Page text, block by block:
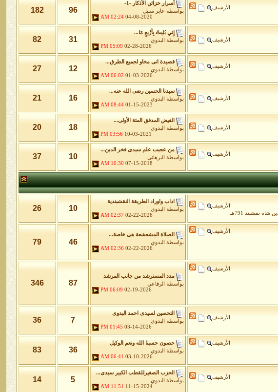
الأرشيف
أسرار خزائن اﻷذكار -1-
بواسطة عابر سبيل
04-08-2020
02:24 AM
96
182
الأرشيف
إِني بُلِيتُ بِأَرْبعٍ مَا...
بواسطة
البدوي
02-28-2026
05:09 PM
31
82
الأرشيف
قصيدة انى مخاو لجميع الطرق...
بواسطة
البدوي
01-03-2026
06:02 AM
12
27
الأرشيف
سيدنا الحسين رضى الله عنه...
بواسطة
البدوي
01-15-2023
08:44 AM
16
21
الأرشيف
الفيض المدفق المئة الأولى...
بواسطة
البدوي
10-03-2021
03:56 PM
18
20
الأرشيف
من عجيب علم سيدى فخر الدين...
بواسطة
البرهانى
07-15-2018
10:30 AM
10
37
الأرشيف
اداب واوراد الطريقة النقشبندية
بواسطة
البدوي
02-22-2026
02:37 AM
10
26
الأرشيف
الصلاة المشعشعة هى خاصة...
بواسطة
البدوي
02-22-2026
02:36 AM
46
79
الأرشيف
مدد المسترشد من جانب المرشد
بواسطة
الرفاعي
02-19-2026
06:09 PM
87
346
الأرشيف
التحصين لسيدى احمد البدوى
بواسطة
البدوي
03-14-2026
01:45 PM
7
36
الأرشيف
حصون حسبنا الله ونعم الوكيل
بواسطة
البدوي
03-10-2026
06:41 AM
36
83
الأرشيف
الحزب الصغيرللقطب الكبير سيدى...
بواسطة
البدوي
11-15-2024
11:51 AM
5
14